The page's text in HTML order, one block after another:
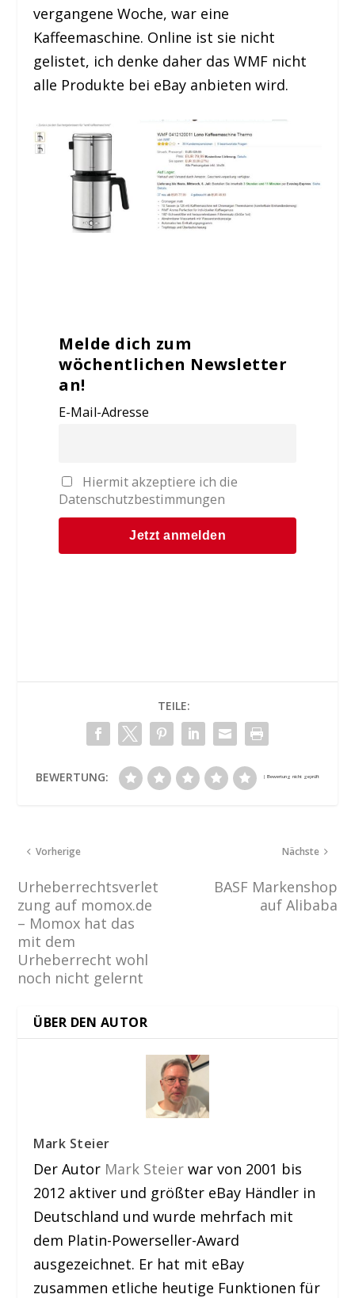
vergangene Woche, war eine
Kaffeemaschine. Online ist sie nicht
gelistet, ich denke daher das WMF nicht
alle Produkte bei eBay anbieten wird.
Melde dich zum
wöchentlichen Newsletter
an!
E-Mail-Adresse
Hiermit akzeptiere ich die
Datenschutzbestimmungen
TEILE:
BEWERTUNG:
Vorherige
Urheberrechtsverlet
zung auf momox.de
– Momox hat das
mit dem
Urheberrecht wohl
noch nicht gelernt
Nächste
BASF Markenshop
auf Alibaba
ÜBER DEN AUTOR
Mark Steier
Der Autor Mark Steier war von 2001 bis
2012 aktiver und größter eBay Händler in
Deutschland und wurde mehrfach mit
dem Platin-Powerseller-Award
ausgezeichnet. Er hat mit eBay
zusammen etliche heutige Funktionen für